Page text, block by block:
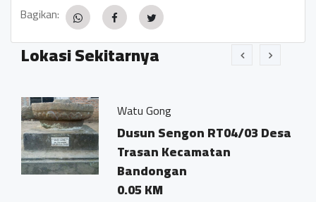
Bagikan:
Lokasi Sekitarnya
Watu Gong
Dusun Sengon RT04/03 Desa
Trasan Kecamatan
Bandongan
0.05 KM